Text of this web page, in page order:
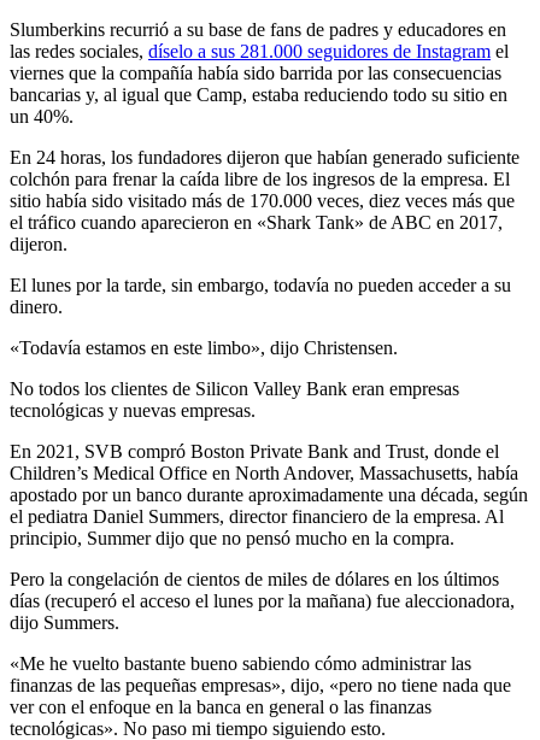
Slumberkins recurrió a su base de fans de padres y educadores en
las redes sociales, díselo a sus 281.000 seguidores de Instagram el
viernes que la compañía había sido barrida por las consecuencias
bancarias y, al igual que Camp, estaba reduciendo todo su sitio en
un 40%.
En 24 horas, los fundadores dijeron que habían generado suficiente
colchón para frenar la caída libre de los ingresos de la empresa. El
sitio había sido visitado más de 170.000 veces, diez veces más que
el tráfico cuando aparecieron en «Shark Tank» de ABC en 2017,
dijeron.
El lunes por la tarde, sin embargo, todavía no pueden acceder a su
dinero.
«Todavía estamos en este limbo», dijo Christensen.
No todos los clientes de Silicon Valley Bank eran empresas
tecnológicas y nuevas empresas.
En 2021, SVB compró Boston Private Bank and Trust, donde el
Children’s Medical Office en North Andover, Massachusetts, había
apostado por un banco durante aproximadamente una década, según
el pediatra Daniel Summers, director financiero de la empresa. Al
principio, Summer dijo que no pensó mucho en la compra.
Pero la congelación de cientos de miles de dólares en los últimos
días (recuperó el acceso el lunes por la mañana) fue aleccionadora,
dijo Summers.
«Me he vuelto bastante bueno sabiendo cómo administrar las
finanzas de las pequeñas empresas», dijo, «pero no tiene nada que
ver con el enfoque en la banca en general o las finanzas
tecnológicas». No paso mi tiempo siguiendo esto.